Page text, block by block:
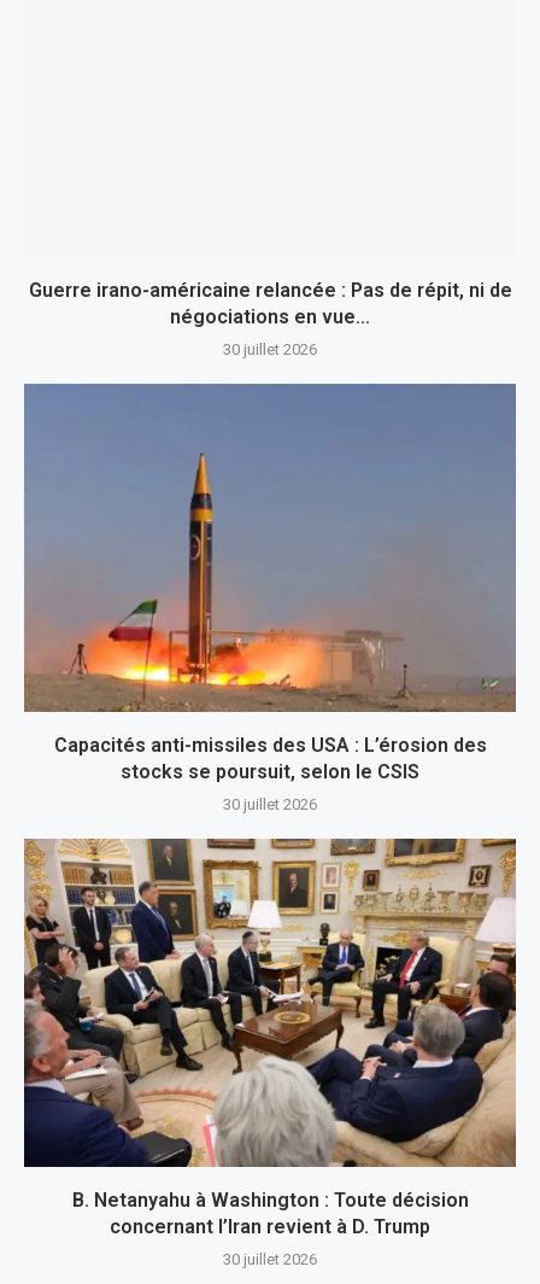
Guerre irano-américaine relancée : Pas de répit, ni de
négociations en vue…
30 juillet 2026
Capacités anti-missiles des USA : L’érosion des
stocks se poursuit, selon le CSIS
30 juillet 2026
B. Netanyahu à Washington : Toute décision
concernant l’Iran revient à D. Trump
30 juillet 2026